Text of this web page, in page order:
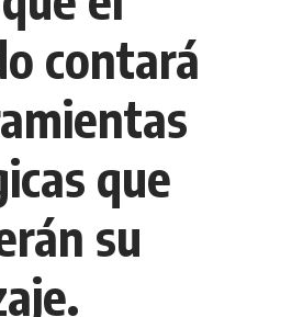
contará
que
su